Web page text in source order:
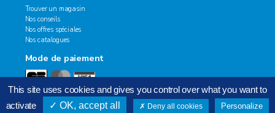
Trouver un magasin
Nos conseils
Nos offres spéciales
Nos catalogues
Mode de paiement
This site uses cookies and gives you control over what you want to
activate
OK, accept all Deny all cookies Personalize